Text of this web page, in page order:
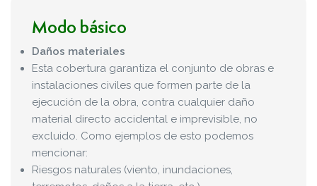
Modo básico
Daños materiales
Esta cobertura garantiza el conjunto de obras e
instalaciones civiles que formen parte de la
ejecución de la obra, contra cualquier daño
material directo accidental e imprevisible, no
excluido. Como ejemplos de esto podemos
mencionar:
Riesgos naturales (viento, inundaciones,